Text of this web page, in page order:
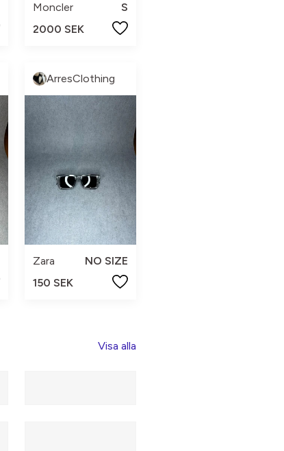
Moncler
S
2000 SEK
ArresClothing
Zara
NO SIZE
150 SEK
Visa alla